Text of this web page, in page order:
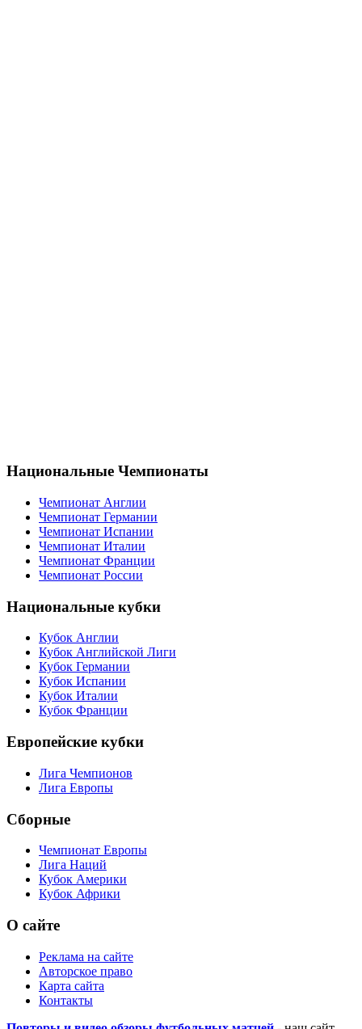
Национальные Чемпионаты
Чемпионат Англии
Чемпионат Испании
Чемпионат Франции
Чемпионат России
Национальные кубки
Кубок Англии
Кубок Английской Лиги
Кубок Германии
Кубок Италии
Кубок Франции
Европейские кубки
Лига Чемпионов
Лига Европы
Сборные
Чемпионат Европы
Кубок Америки
Кубок Африки
О сайте